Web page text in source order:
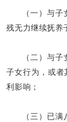
（一）与
残无力继续抚养
（二）与
子女行为，或者
利影响；
（三）已